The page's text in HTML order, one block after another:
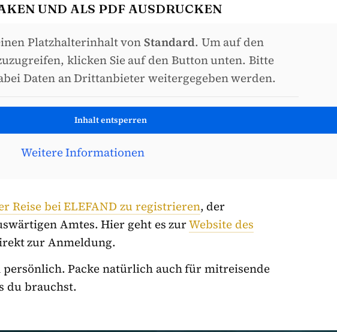
UND ALS PDF AUSDRUCKEN
Platzhalterinhalt vonStandard. Um auf den
klicken Sie auf den Button unten. Bitte
Daten an Drittanbieter weitergegeben werden.
Inhalt entsperren
Weitere Informationen
Reise bei ELEFAND zu registrieren, der
Amtes. Hier geht es zurWebsite des
zur Anmeldung.
Packe natürlich auch für mitreisende
du brauchst.